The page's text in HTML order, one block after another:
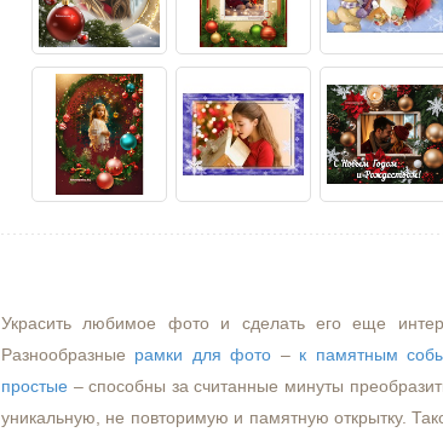
Украсить любимое фото и сделать его еще
Разнообразные рамки для фото – к памятным
простые – способны за считанные минуты
уникальную, не повторимую и памятную открытку.